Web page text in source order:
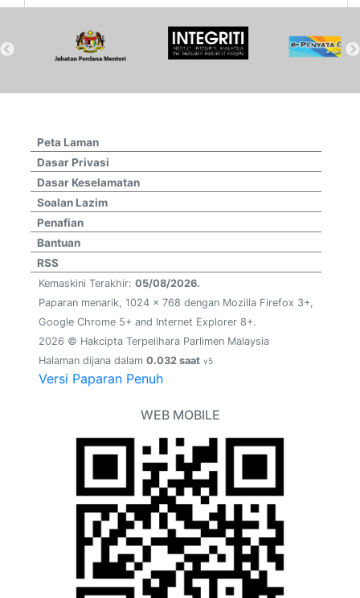
Peta Laman
Dasar Privasi
Dasar Keselamatan
Soalan Lazim
Penafian
Bantuan
RSS
Kemaskini Terakhir: 05/08/2026.
Paparan menarik, 1024 x 768 dengan Mozilla Firefox 3+,
Google Chrome 5+ and Internet Explorer 8+.
2026 © Hakcipta Terpelihara Parlimen Malaysia
Halaman dijana dalam 0.032 saat v5
Versi Paparan Penuh
WEB MOBILE